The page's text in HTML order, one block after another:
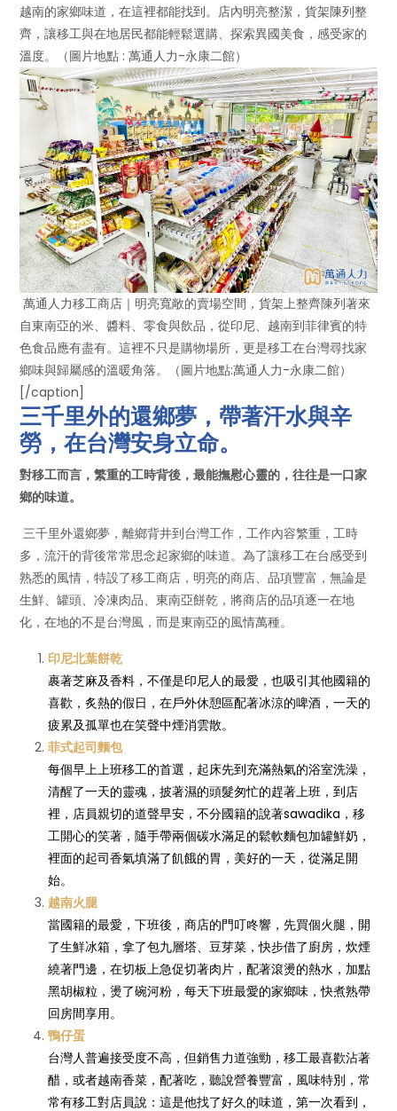
越南的家鄉味道，在這裡都能找到。店內明亮整潔，貨架陳列整
齊，讓移工與在地居民都能輕鬆選購、探索異國美食，感受家的
溫度。（圖片地點 : 萬通人力-永康二館）
萬通人力移工商店｜明亮寬敞的賣場空間，貨架上整齊陳列著來
自東南亞的米、醬料、零食與飲品，從印尼、越南到菲律賓的特
色食品應有盡有。這裡不只是購物場所，更是移工在台灣尋找家
鄉味與歸屬感的溫暖角落。（圖片地點:萬通人力-永康二館）
[/caption]
三千里外的還鄉夢，帶著汗水與辛
勞，在台灣安身立命。
對移工而言，繁重的工時背後，最能撫慰心靈的，往往是一口家
鄉的味道。
三千里外還鄉夢，離鄉背井到台灣工作，工作內容繁重，工時
多，流汗的背後常常思念起家鄉的味道。為了讓移工在台感受到
熟悉的風情，特設了移工商店，明亮的商店、品項豐富，無論是
生鮮、罐頭、冷凍肉品、東南亞餅乾，將商店的品項逐一在地
化，在地的不是台灣風，而是東南亞的風情萬種。
印尼北葉餅乾
裹著芝麻及香料，不僅是印尼人的最愛，也吸引其他國籍的
喜歡，炙熱的假日，在戶外休憩區配著冰涼的啤酒，一天的
疲累及孤單也在笑聲中煙消雲散。
菲式起司麵包
每個早上上班移工的首選，起床先到充滿熱氣的浴室洗澡，
清醒了一天的靈魂，披著濕的頭髮匆忙的趕著上班，到店
裡，店員親切的道聲早安，不分國籍的說著sawadika，移
工開心的笑著，隨手帶兩個碳水滿足的鬆軟麵包加罐鮮奶，
裡面的起司香氣填滿了飢餓的胃，美好的一天，從滿足開
始。
越南火腿
當國籍的最愛，下班後，商店的門叮咚響，先買個火腿，開
了生鮮冰箱，拿了包九層塔、豆芽菜，快步借了廚房，炊煙
繞著門邊，在切板上急促切著肉片，配著滾燙的熱水，加點
黑胡椒粒，燙了碗河粉，每天下班最愛的家鄉味，快煮熟帶
回房間享用。
鴨仔蛋
台灣人普遍接受度不高，但銷售力道強勁，移工最喜歡沾著
醋，或者越南香菜，配著吃，聽說營養豐富，風味特別，常
常有移工對店員說：這是他找了好久的味道，第一次看到，